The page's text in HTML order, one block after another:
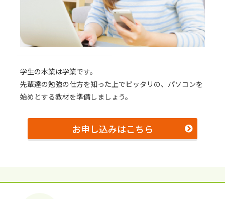
学生の本業は学業です。
先輩達の勉強の仕方を知った上でピッタリの、パソコンを
始めとする教材を準備しましょう。
お申し込みはこちら